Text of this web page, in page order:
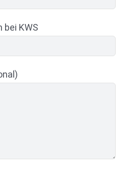
bei KWS